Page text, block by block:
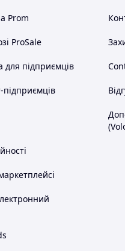
Prom
ProSale
підприємців
підприємців